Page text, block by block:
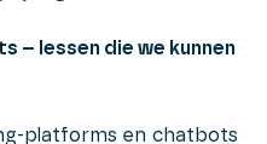
– lessen die we kunnen
platforms en chatbots